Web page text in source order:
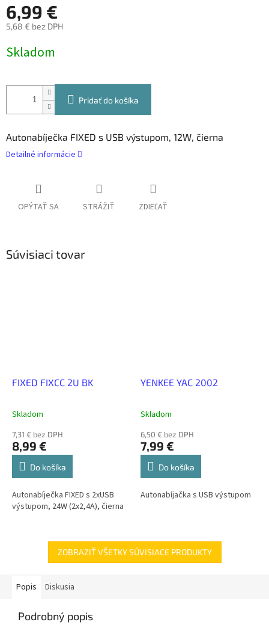
6,99 €
5,68 € bez DPH
cena:
Skladom
Pridať do košíka
Autonabíječka FIXED s USB výstupom, 12W, čierna
Detailné informácie
OPÝTAŤ SA STRÁŽIŤ ZDIEĽAŤ
Súvisiaci tovar
FIXED FIXCC 2U BK
Skladom
7,31 € bez DPH
8,99 €
Do košíka
Autonabíječka FIXED s 2xUSB
výstupom, 24W (2x2,4A), čierna
YENKEE YAC 2002
Skladom
6,50 € bez DPH
7,99 €
Do košíka
Autonabíjačka s USB výstupom
ZOBRAZIŤ VŠETKY SÚVISIACE PRODUKTY
Popis Diskusia
Podrobný popis